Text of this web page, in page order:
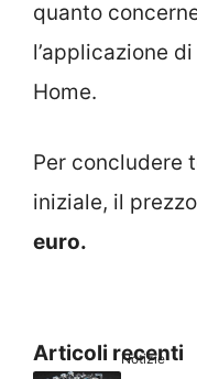
quanto
l’applicazione
Home.
Per concludere
iniziale, il
euro.
Articoli recenti
Notizie